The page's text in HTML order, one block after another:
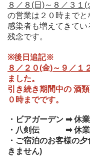
８／８(日)～８／３１(
の営業は２０時までと
感染者も増えてきてい
残念です。
※後日追記※
８／２０(金)～９／１
ました。
引き続き期間中の 酒
０時までです。
・ビアガーデン ➡ 休業
・八剣伝 ➡ 休業
・ご宿泊のお客様の
きません)